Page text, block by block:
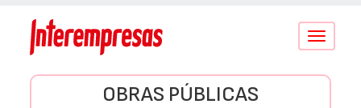
Conmutar
OBRAS PÚBLICAS